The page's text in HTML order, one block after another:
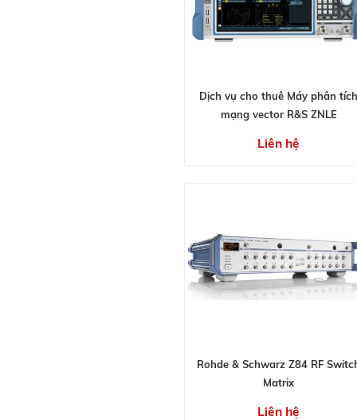
Dịch vụ cho thuê Máy phân
mạng vector R&S ZNLE
Liên hệ
Rohde & Schwarz Z84 RF
Matrix
Liên hệ